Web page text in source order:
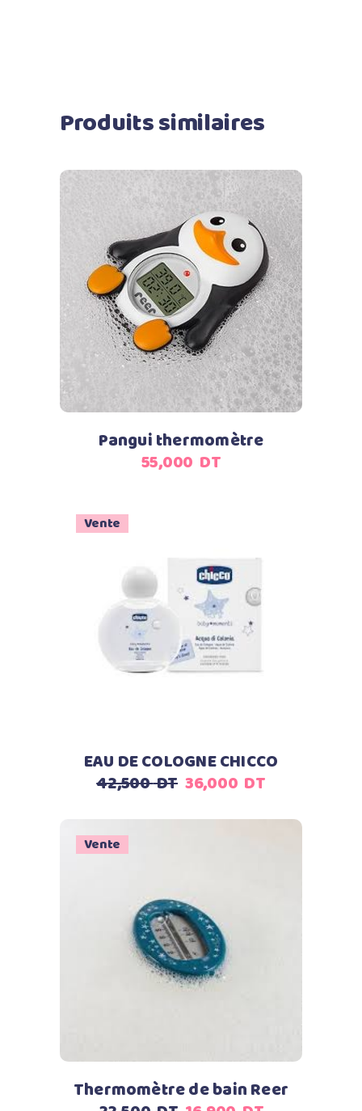
Produits similaires
Ajouter au panier
Pangui thermomètre
55,000 DT
Vente
Ajouter au panier
EAU DE COLOGNE CHICCO
42,500DT Le
initial
36,000 DTLe
actuel
Vente
Ajouter au panier
Thermomètre de bain Reer